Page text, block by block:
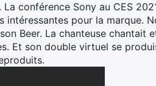
conférence Sony au CES
pour la marque.
Beer. La chanteuse chantait
Et son double virtuel se